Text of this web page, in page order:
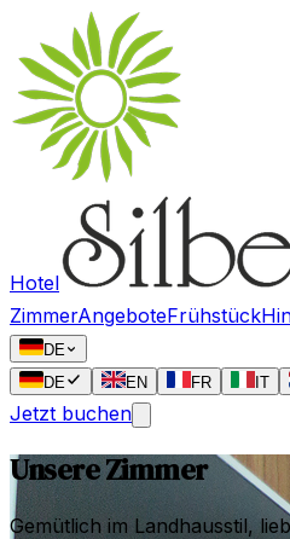
Hotel
ZimmerAngeboteFrühstück
DE
DE
EN FR IT
Jetzt buchen
Unsere Zimmer
Gemütlich im Landhausstil,